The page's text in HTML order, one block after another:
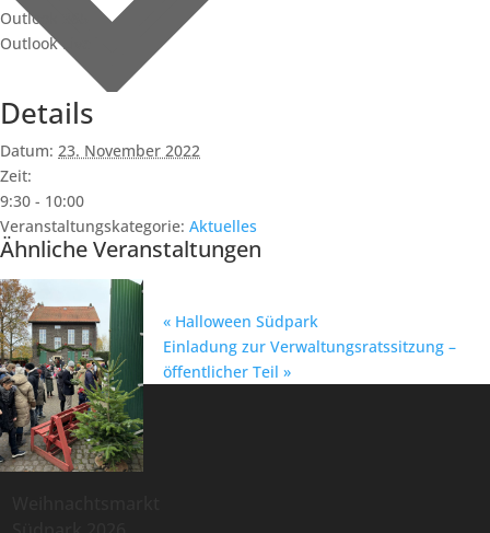
Outlook 365
Outlook Live
Details
Datum: 23. November 2022
Zeit:
9:30 - 10:00
Veranstaltungskategorie: Aktuelles
Ähnliche Veranstaltungen
« Halloween Südpark
Einladung zur Verwaltungsratssitzung –
öffentlicher Teil»